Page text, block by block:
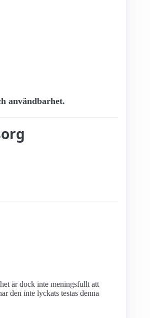
användbarhet.
är dock inte meningsfullt att
den inte lyckats testas denna